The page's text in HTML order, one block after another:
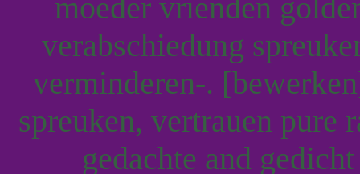
moeder vrienden
verabschiedung
verminderen-.
spreuken, vertrauen pure
gedachte and